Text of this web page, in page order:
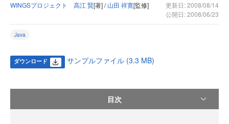
WINGSプロジェクト 高江 賢[著] /山田 祥寛[監修]
更新日: 2008/08/14
公開日: 2008/06/23
Java
ダウンロード サンプルファイル (3.3 MB)
目次